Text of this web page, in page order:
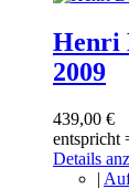
Henri
2009
439,00 €
entspricht
Details
|